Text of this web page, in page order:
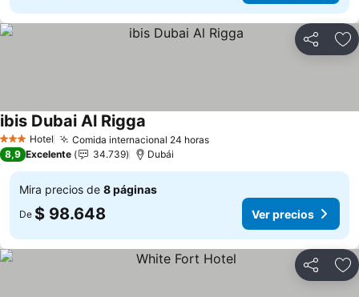
Compartir
3 Estrellas
Hotel Comida internacional 24 horasVer precios
ibis Dubai Al Rigga
8,9 Excelente 34.739 Dubái
Mira precios de 8 páginas
De $ 98.648 Ver precios
Compartir